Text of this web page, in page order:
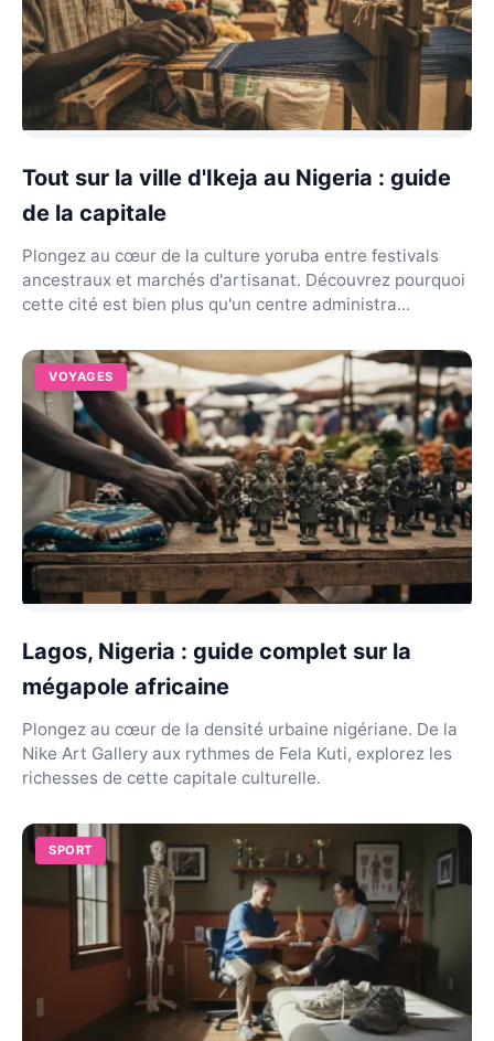
Tout sur la ville d'Ikeja au Nigeria : guide
de la capitale
Plongez au cœur de la culture yoruba entre festivals
ancestraux et marchés d'artisanat. Découvrez pourquoi
cette cité est bien plus qu'un centre administra...
VOYAGES
Lagos, Nigeria : guide complet sur la
mégapole africaine
Plongez au cœur de la densité urbaine nigériane. De la
Nike Art Gallery aux rythmes de Fela Kuti, explorez les
richesses de cette capitale culturelle.
SPORT